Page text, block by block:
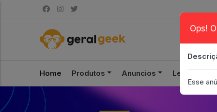
Home Produtos Anuncios Leilão
Ops!
Esse